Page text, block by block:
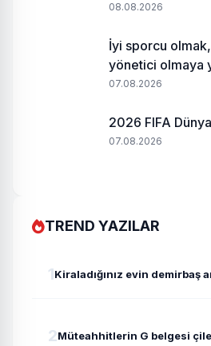
08.08.2026
İyi sporcu
yönetici olmaya
07.08.2026
2026 FIFA
07.08.2026
TREND YAZILAR
1Kiraladığınız evin demirbaş
2Müteahhitlerin G belgesi